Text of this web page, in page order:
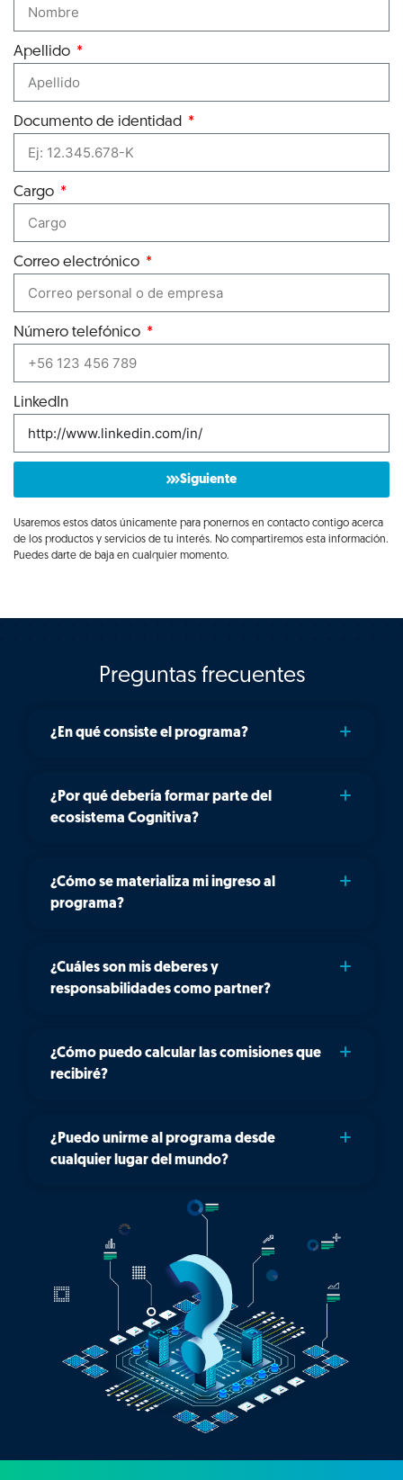
Apellido
Documento de identidad
Cargo
Correo electrónico
Número telefónico
LinkedIn
Siguiente
Usaremos estos datos únicamente para ponernos en contacto contigo acerca
de los productos y servicios de tu interés. No compartiremos esta información.
Puedes darte de baja en cualquier momento.
Preguntas frecuentes
¿En qué consiste el programa?
¿Por qué debería formar parte del
ecosistema Cognitiva?
¿Cómo se materializa mi ingreso al
programa?
¿Cuáles son mis deberes y
responsabilidades como partner?
¿Cómo puedo calcular las comisiones que
recibiré?
¿Puedo unirme al programa desde
cualquier lugar del mundo?